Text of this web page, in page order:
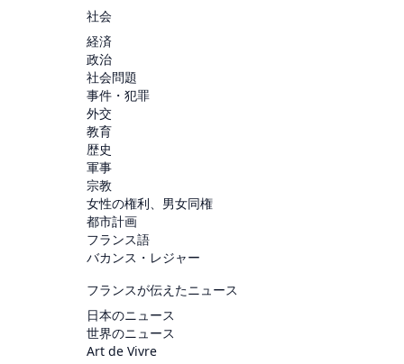
社会
経済
政治
社会問題
事件・犯罪
外交
教育
歴史
軍事
宗教
女性の権利、男女同権
都市計画
フランス語
バカンス・レジャー
フランスが伝えたニュース
日本のニュース
世界のニュース
Art de Vivre